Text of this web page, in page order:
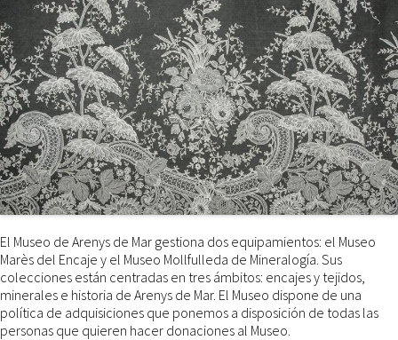
El Museo de Arenys de Mar gestiona dos equipamientos: el Museo
Marès del Encaje y el Museo Mollfulleda de Mineralogía. Sus
colecciones están centradas en tres ámbitos: encajes y tejidos,
minerales e historia de Arenys de Mar. El Museo dispone de una
política de adquisiciones que ponemos a disposición de todas las
personas que quieren hacer donaciones al Museo.